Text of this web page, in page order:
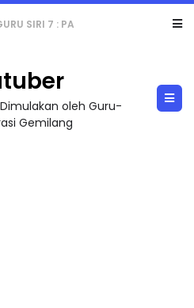
- FLeP) 2026
oleh Guru-
Gemilang